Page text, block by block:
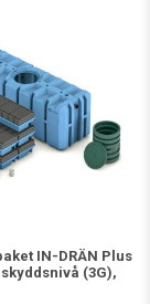
IN-DRÄN Plus
skyddsnivå (3G),